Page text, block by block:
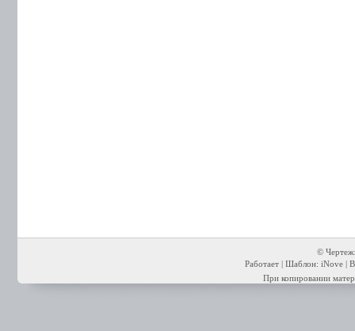
©
Работает | Шаблон: iNove |
При копировании